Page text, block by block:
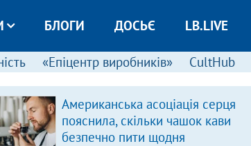
БЛОГИ ДОСЬЄ LB.LIVE
«Епіцентр виробників» CultHub
Американська асоціація серця
пояснила, скільки чашок кави
безпечно пити щодня